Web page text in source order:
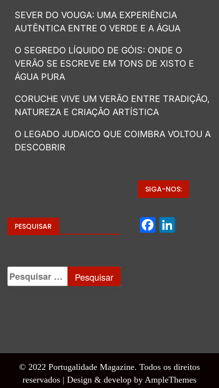
SEVER DO VOUGA: UMA EXPERIÊNCIA
AUTÊNTICA ENTRE O VERDE E A ÁGUA
O SEGREDO LÍQUIDO DE GÓIS: ONDE O
VERÃO SE ESCREVE EM TONS DE XISTO E
ÁGUA PURA
CORUCHE VIVE UM VERÃO ENTRE TRADIÇÃO,
NATUREZA E CRIAÇÃO ARTÍSTICA
O LEGADO JUDAICO QUE COIMBRA VOLTOU A
DESCOBRIR
PESQUISAR
SIGA-NOS:
© 2022 Portugalidade Magazine. Todos os direitos
reservados | Design & develop by AmpleThemes